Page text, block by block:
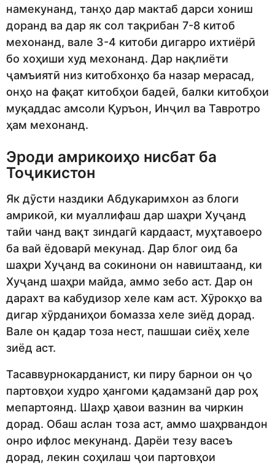
намекунанд, танҳо дар мактаб дарси хониш
доранд ва дар як сол тақрибан 7-8 китоб
мехонанд, вале 3-4 китоби дигарро ихтиёрӣ
бо хоҳиши худ мехонанд. Дар нақлиёти
ҷамъиятӣ низ китобхонҳо ба назар мерасад,
онҳо на фақат китобҳои бадеӣ, балки китобҳои
муқаддас амсоли Қуръон, Инҷил ва Тавротро
ҳам мехонанд.
Эроди амрикоиҳо нисбат ба
Тоҷикистон
Як дӯсти наздики Абдукаримхон аз блоги
амрикоӣ, ки муаллифаш дар шаҳри Хуҷанд
тайи чанд вақт зиндагӣ кардааст, муҳтавоеро
ба вай ёдоварӣ мекунад. Дар блог оид ба
шаҳри Хуҷанд ва сокинони он навиштаанд, ки
Хуҷанд шаҳри майда, аммо зебо аст. Дар он
дарахт ва кабудизор хеле кам аст. Хӯрокҳо ва
дигар хӯрданиҳои бомазза хеле зиёд дорад.
Вале он қадар тоза нест, пашшаи сиёҳ хеле
зиёд аст.
Тасаввурнокарданист, ки пиру барнои он ҷо
партовҳои худро ҳангоми қадамзанӣ дар роҳ
мепартоянд. Шаҳр ҳавои вазнин ва чиркин
дорад. Обаш аслан тоза аст, аммо шаҳрвандон
онро ифлос мекунанд. Дарёи тезу васеъ
дорад, лекин соҳилаш ҷои партовҳои